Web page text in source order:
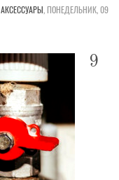
АКСЕССУАРЫ,ПОНЕДЕЛЬНИК, 09
9